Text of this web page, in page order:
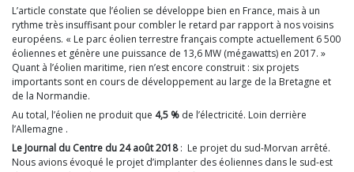
L’article constate que l’éolien se développe bien en France, mais à un
rythme très insuffisant pour combler le retard par rapport à nos voisins
européens. « Le parc éolien terrestre français compte actuellement 6 500
éoliennes et génère une puissance de 13,6 MW (mégawatts) en 2017. »
Quant à l’éolien maritime, rien n’est encore construit : six projets
importants sont en cours de développement au large de la Bretagne et
de la Normandie.
Au total, l’éolien ne produit que 4,5 % de l’électricité. Loin derrière
l’Allemagne .
Le Journal du Centre du 24 août 2018: Le projet du sud-Morvan arrêté.
Nous avions évoqué le projet d’implanter des éoliennes dans le sud-est